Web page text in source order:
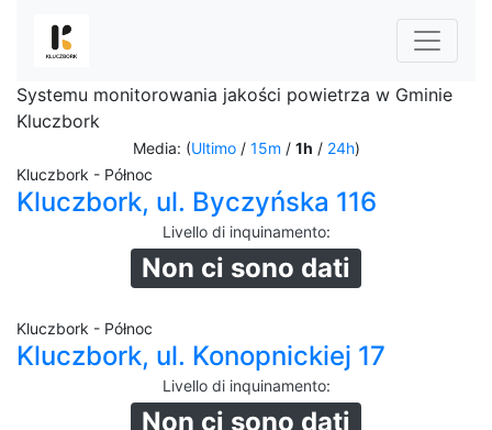
Systemu monitorowania jakości powietrza w Gminie
Kluczbork
Media: (Ultimo/ 15m / 1h / 24h)
Kluczbork - Północ
Kluczbork, ul. Byczyńska 116
Livello di inquinamento:
Non ci sono dati
Kluczbork - Północ
Kluczbork, ul. Konopnickiej 17
Livello di inquinamento:
Non ci sono dati